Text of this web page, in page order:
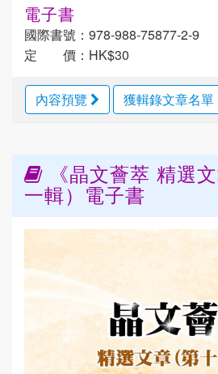
電子書
國際書號：978-988-75877-2-9
定 價：HK$30
內容預覽 獲輯錄文章名單
《晶文薈萃 精選
一輯）電子書